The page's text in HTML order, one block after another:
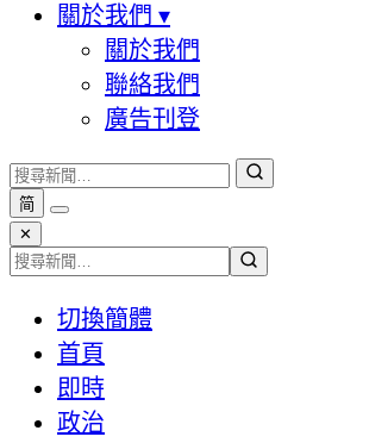
關於我們 ▾
關於我們
聯絡我們
廣告刊登
简
✕
切換簡體
首頁
即時
政治